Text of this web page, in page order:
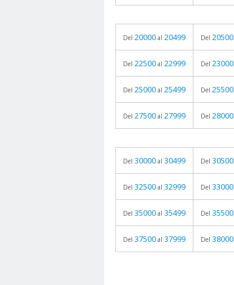
Del 20000 al 20499 Del 20500
Del 22500 al 22999 Del 23000
Del 25000 al 25499 Del 25500
Del 27500 al 27999 Del 28000
Del 30000 al 30499 Del 30500
Del 32500 al 32999 Del 33000
Del 35000 al 35499 Del 35500
Del 37500 al 37999 Del 38000